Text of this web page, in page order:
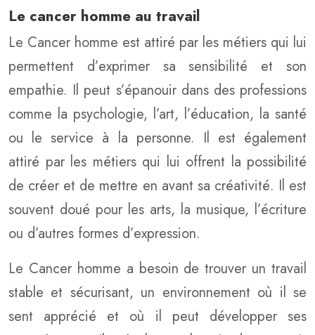
Le cancer homme au travail
Le Cancer homme est attiré par les métiers qui lui
permettent d’exprimer sa sensibilité et son
empathie. Il peut s’épanouir dans des professions
comme la psychologie, l’art, l’éducation, la santé
ou le service à la personne. Il est également
attiré par les métiers qui lui offrent la possibilité
de créer et de mettre en avant sa créativité. Il est
souvent doué pour les arts, la musique, l’écriture
ou d’autres formes d’expression.
Le Cancer homme a besoin de trouver un travail
stable et sécurisant, un environnement où il se
sent apprécié et où il peut développer ses